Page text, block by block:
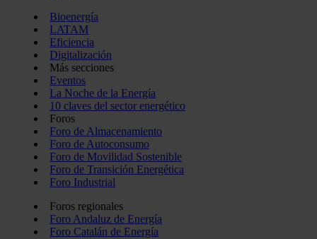
Bioenergía
LATAM
Eficiencia
Digitalización
Más secciones
Eventos
La Noche de la Energía
10 claves del sector energético
Foros
Foro de Almacenamiento
Foro de Autoconsumo
Foro de Movilidad Sostenible
Foro de Transición Energética
Foro Industrial
Foros regionales
Foro Andaluz de Energía
Foro Catalán de Energía